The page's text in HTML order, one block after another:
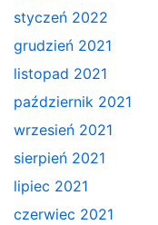
styczeń 2022
grudzień 2021
listopad 2021
październik 2021
wrzesień 2021
sierpień 2021
lipiec 2021
czerwiec 2021